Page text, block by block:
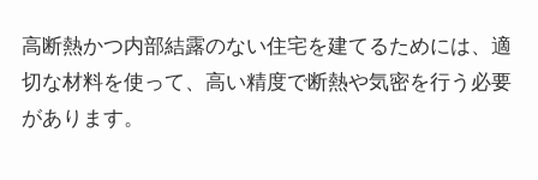
高断熱かつ内部結露のない住宅を建てるためには、適
切な材料を使って、高い精度で断熱や気密を行う必要
があります。